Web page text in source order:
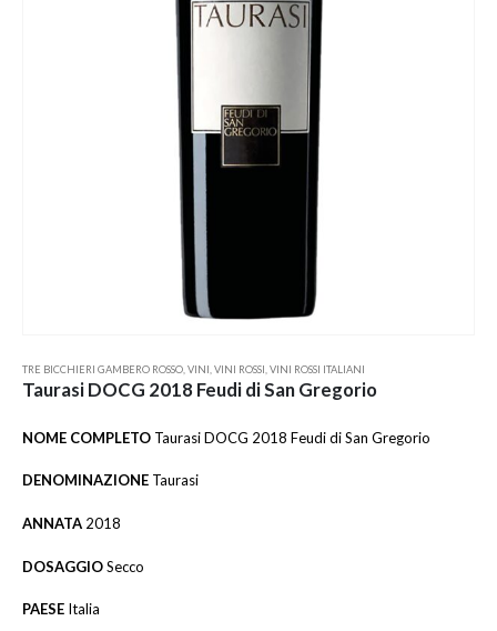
TRE BICCHIERI GAMBERO ROSSO VINI VINI ROSSI VINI ROSSI ITALIANI
Taurasi DOCG 2018 Feudi di San Gregorio
NOME COMPLETO Taurasi DOCG 2018 Feudi di San Gregorio
DENOMINAZIONE Taurasi
ANNATA 2018
DOSAGGIOSecco
PAESE Italia